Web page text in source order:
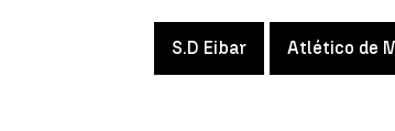
S.D Eibar Atlético de